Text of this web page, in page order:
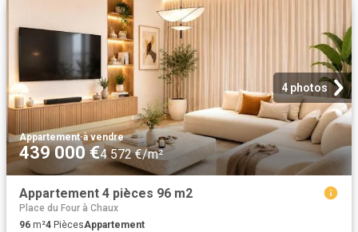
4 photos
Appartement·à vendre
439 000 €4 572 €/m²
Appartement 4 pièces 96 m2
Place du Four à Chaux
96 m²4 PiècesAppartement